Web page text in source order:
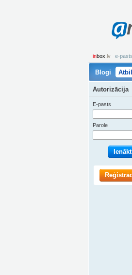
inbox .lv e-pasts
Blogi
Autorizācija
E-pasts
Parole
Ienākt